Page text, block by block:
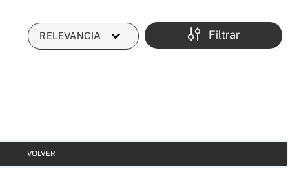
RELEVANCIA Filtrar
VOLVER